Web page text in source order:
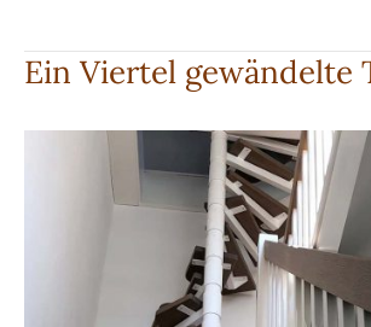
mit
lichtdurchlässigen
Ein Viertel gewändelte